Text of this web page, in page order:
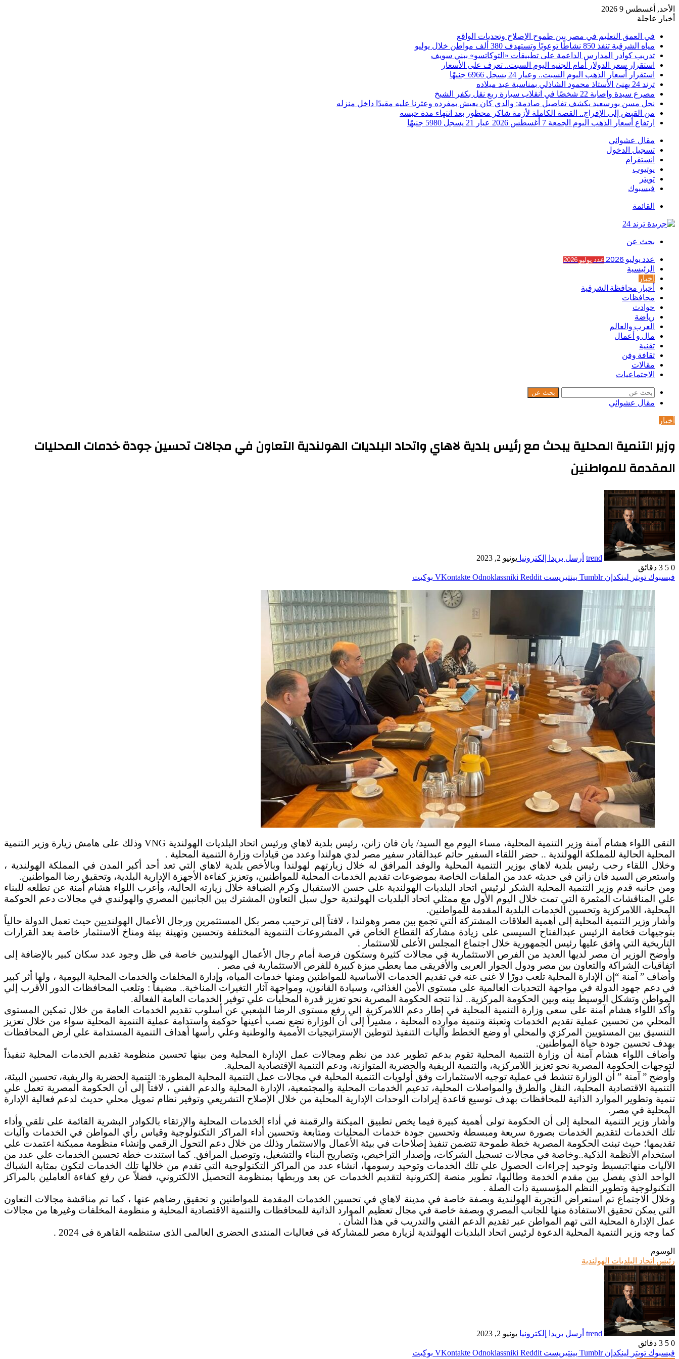
الأحد, أغسطس 9 2026
أخبار عاجلة
في العمق التعليم في مصر بين طموح الإصلاح وتحديات الواقع
مياه الشرقية تنفذ 850 نشاطًا توعويًا وتستهدف 380 ألف مواطن خلال يوليو
تدريب كوادر المدارس الداعمة على تطبيقات «التوكاتسو» ببني سويف
استقرار سعر الدولار أمام الجنيه اليوم السبت.. تعرف على الأسعار
استقرار أسعار الذهب اليوم السبت.. وعيار 24 يسجل 6966 جنيهًا
ترند 24 يهنئ الأستاذ محمود الشاذلي بمناسبة عيد ميلاده
مصرع سيدة وإصابة 22 شخصًا في انقلاب سيارة ربع نقل بكفر الشيخ
نجل مسن بورسعيد يكشف تفاصيل صادمة: والدي كان يعيش بمفرده وعثرنا عليه مقيدًا داخل منزله
من القبض إلى الإفراج.. القصة الكاملة لأزمة شاكر محظور بعد انتهاء مدة حبسه
ارتفاع أسعار الذهب اليوم الجمعة 7 أغسطس 2026 عيار 21 يسجل 5980 جنيهًا
مقال عشوائي
تسجيل الدخول
انستقرام
يوتيوب
تويتر
فيسبوك
القائمة
بحث عن
عدد يوليو 2026 عدد يوليو 2026
الرئيسية
أخبار
أخبار محافظة الشرقية
محافظات
حوادث
رياضة
العرب والعالم
مال و أعمال
تقنية
ثقافة وفن
مقالات
الاجتماعيات
بحث عن
مقال عشوائي
أخبار
وزير التنمية المحلية يبحث مع رئيس بلدية لاهاي واتحاد البلديات الهولندية التعاون في مجالات تحسين جودة خدمات المحليات
المقدمة للمواطنين
trend أرسل بريدا إلكترونيا يونيو 2, 2023
0
3 دقائق
فيسبوك تويتر لينكدإن بينتيريست Odnoklassniki بوكيت
التقى اللواء هشام آمنة وزير التنمية المحلية، مساء اليوم مع السيد/ يان فان زانن، رئيس بلدية لاهاي ورئيس اتحاد البلديات الهولندية VNG وذلك على هامش زيارة وزير التنمية
المحلية الحالية للمملكة الهولندية .. حضر اللقاء السفير حاتم عبدالقادر سفير مصر لدي هولندا وعدد من قيادات وزارة التنمية المحلية .
وخلال اللقاء رحب رئيس بلدية لاهاي بوزير التنمية المحلية والوفد المرافق له خلال زيارتهم لهولندا وبالأخص بلدية لاهاي التي تعد أحد أكبر المدن في المملكة الهولندية ،
واستعرض السيد فان زانن في حديثه عدد من الملفات الخاصة بموضوعات تقديم الخدمات المحلية للمواطنين، وتعزيز كفاءة الأجهزة الإدارية البلدية، وتحقيق رضا المواطنين.
ومن جانبه قدم وزير التنمية المحلية الشكر لرئيس اتحاد البلديات الهولندية على حسن الاستقبال وكرم الضيافة خلال زيارته الحالية، وأعرب اللواء هشام آمنة عن تطلعه للبناء
علي المناقشات المثمرة التي تمت خلال اليوم الأول مع ممثلي اتحاد البلديات الهولندية حول سبل التعاون المشترك بين الجانبين المصري والهولندي في مجالات دعم الحوكمة
المحلية، اللامركزية وتحسين الخدمات البلدية المقدمة للمواطنين.
وأشار وزير التنمية المحلية إلى أهمية العلاقات المشتركة التي تجمع بين مصر وهولندا ، لافتاً إلى ترحيب مصر بكل المستثمرين ورجال الأعمال الهولنديين حيث تعمل الدولة حالياً
بتوجيهات فخامة الرئيس عبدالفتاح السيسى على زيادة مشاركة القطاع الخاص في المشروعات التنموية المختلفة وتحسين وتهيئة بيئة ومناخ الاستثمار خاصة بعد القرارات
التاريخية التي وافق عليها رئيس الجمهورية خلال اجتماع المجلس الأعلى للاستثمار .
وأوضح الوزير أن مصر لديها العديد من الفرص الاستثمارية في مجالات كثيرة وستكون فرصة أمام رجال الأعمال الهولنديين خاصة في ظل وجود عدد سكان كبير بالإضافة إلى
اتفاقيات الشراكة والتعاون بين مصر ودول الجوار العربى والأفريقى مما يعطي ميزة كبيرة للفرص الاستثمارية في مصر .
وأضاف ” آمنة “إن الإدارة المحلية تلعب دورًا لا غنى عنه في تقديم الخدمات الأساسية للمواطنين ومنها خدمات المياه، وإدارة المخلفات والخدمات المحلية اليومية ، ولها أثر كبير
في دعم جهود الدولة في مواجهة التحديات العالمية على مستوى الأمن الغذائي، وسيادة القانون، ومواجهة آثار التغيرات المناخية.. مضيفاً : وتلعب المحافظات الدور الأقرب إلي
المواطن وتشكل الوسيط بينه وبين الحكومة المركزية.. لذا تتجه الحكومة المصرية نحو تعزيز قدرة المحليات علي توفير الخدمات العامة الفعالة.
وأكد اللواء هشام آمنة على سعى وزارة التنمية المحلية في إطار دعم اللامركزية إلي رفع مستوى الرضا الشعبي عن أسلوب تقديم الخدمات العامة من خلال تمكين المستوى
المحلي من تحسين عملية تقديم الخدمات وتعبئة وتنمية موارده المحلية ، مشيراً إلى أن الوزارة تضع نصب أعينها حوكمة واستدامة عملية التنمية المحلية سواء من خلال تعزيز
التنسيق بين المستويين المركزي والمحلي أو وضع الخطط وآليات التنفيذ لتوطين الإستراتيجيات الأممية والوطنية وعلي رأسها أهداف التنمية المستدامة علي أرض المحافظات
بهدف تحسين جودة حياة المواطنين.
وأضاف اللواء هشام آمنة أن وزارة التنمية المحلية تقوم بدعم تطوير عدد من نظم ومجالات عمل الإدارة المحلية ومن بينها تحسين منظومة تقديم الخدمات المحلية تنفيذاً
لتوجهات الحكومة المصرية نحو تعزيز اللامركزية، والتنمية الريفية والحضرية المتوازنة، ودعم التنمية الإقتصادية المحلية.
وأوضح ” آمنة ” أن الوزارة تنشط في عملية توجيه الاستثمارات وفق أولويات التنمية المحلية في مجالات عمل التنمية المحلية المطورة: التنمية الحضرية والريفية، تحسين البيئة،
التنمية الاقتصادية المحلية، النقل والطرق والمواصلات المحلية، تدعيم الخدمات المحلية والمجتمعية، الإدارة المحلية والدعم الفني ، لافتاً إلى أن الحكومة المصرية تعمل علي
تنمية وتطوير الموارد الذاتية للمحافظات بهدف توسيع قاعدة إيرادات الوحدات الإدارية المحلية من خلال الإصلاح التشريعي وتوفير نظام تمويل محلي حديث لدعم فعالية الإدارة
المحلية في مصر.
وأشار وزير التنمية المحلية إلى أن الحكومة تولى أهمية كبيرة فيما يخص تطبيق الميكنة والرقمنة في أداء الخدمات المحلية والإرتقاء بالكوادر البشرية القائمة على تلقي وأداء
تلك الخدمات لتقديم الخدمات بصورة سريعة ومبسطة وتحسين جودة خدمات المحليات ومتابعة وتحسين أداء المراكز التكنولوجية وقياس رأي المواطن في الخدمات وآليات
تقديمها؛ حيث تبنت الحكومة المصرية خطة طموحة تتضمن تنفيذ إصلاحات في بيئة الأعمال والاستثمار وذلك من خلال دعم التحول الرقمي وإنشاء منظومة مميكنة اعتمدت علي
استخدام الأنظمة الذكية..وخاصة في مجالات تسجيل الشركات، وإصدار التراخيص، وتصاريح البناء والتشغيل، وتوصيل المرافق. كما استندت خطة تحسين الخدمات علي عدد من
الآليات منها:تبسيط وتوحيد إجراءات الحصول علي تلك الخدمات وتوحيد رسومها، انشاء عدد من المراكز التكنولوجية التي تقدم من خلالها تلك الخدمات لتكون بمثابة الشباك
الواحد الذي يفصل بين مقدم الخدمة وطالبها، تطوير منصة إلكترونية لتقديم الخدمات عن بعد وربطها بمنظومة التحصيل الالكتروني، فضلاً عن رفع كفاءة العاملين بالمراكز
التكنولوجية وتطوير النظم المؤسسية ذات الصلة .
وخلال الاجتماع تم استعراض التجربة الهولندية وبصفة خاصة في مدينة لاهاي في تحسين الخدمات المقدمة للمواطنين و تحقيق رضاهم عنها ، كما تم مناقشة مجالات التعاون
التي يمكن تحقيق الاستفادة منها للجانب المصري وبصفة خاصة في مجال تعظيم الموارد الذاتية للمحافظات والتنمية الاقتصادية المحلية و منظومة المخلفات وغيرها من مجالات
عمل الإدارة المحلية التى تهم المواطن عبر تقديم الدعم الفني والتدريب في هذا الشأن .
كما وجه وزير التنمية المحلية الدعوة لرئيس اتحاد البلديات الهولندية لزيارة مصر للمشاركة في فعاليات المنتدى الحضرى العالمى الذى ستنظمه القاهرة فى 2024 .
الوسوم
رئيس اتحاد البلديات الهولندية
trend أرسل بريدا إلكترونيا يونيو 2, 2023
0
3 دقائق
فيسبوك تويتر لينكدإن بينتيريست Odnoklassniki
بوكيت